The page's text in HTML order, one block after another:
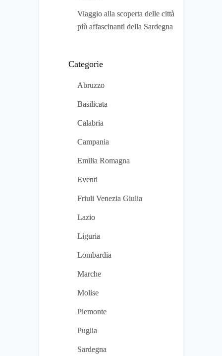
Viaggio alla scoperta delle città
più affascinanti della Sardegna
Categorie
Abruzzo
Basilicata
Calabria
Campania
Emilia Romagna
Eventi
Friuli Venezia Giulia
Lazio
Liguria
Lombardia
Marche
Molise
Piemonte
Puglia
Sardegna